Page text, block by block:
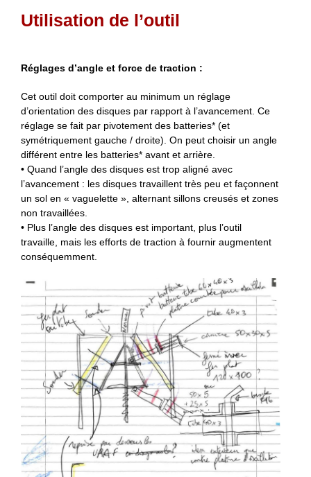
Utilisation de l’outil
Réglages d’angle et force de traction :
Cet outil doit comporter au minimum un réglage
d’orientation des disques par rapport à l’avancement. Ce
réglage se fait par pivotement des batteries* (et
symétriquement gauche / droite). On peut choisir un angle
différent entre les batteries* avant et arrière.
• Quand l’angle des disques est trop aligné avec
l’avancement : les disques travaillent très peu et façonnent
un sol en « vaguelette », alternant sillons creusés et zones
non travaillées.
• Plus l’angle des disques est important, plus l’outil
travaille, mais les efforts de traction à fournir augmentent
conséquemment.